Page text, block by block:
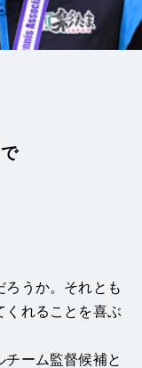
ろうか。それとも
くれることを喜ぶ
ーム監督候補と